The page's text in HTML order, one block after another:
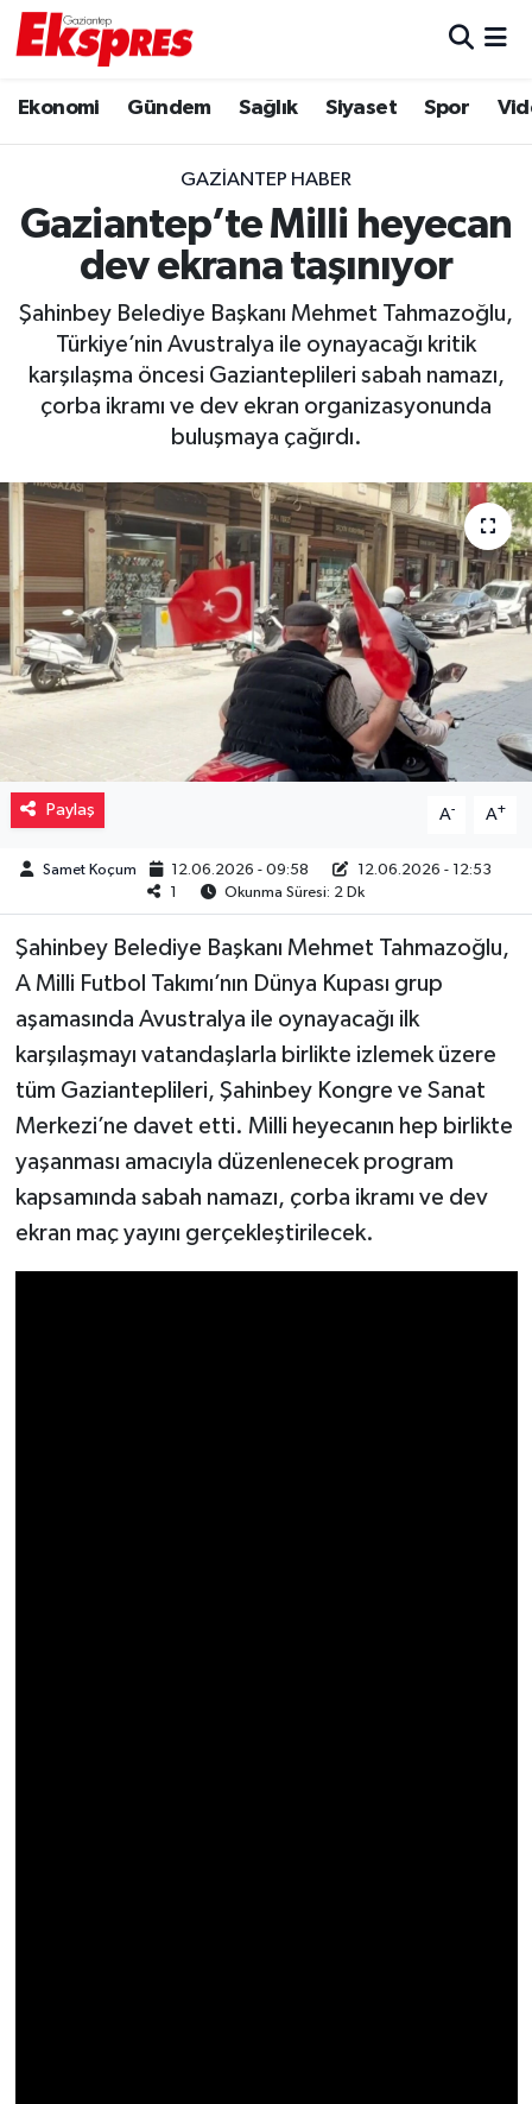
Ekonomi Gündem Sağlık Siyaset Spor
GAZIANTEP HABER
Gaziantep’te Milli heyecan
dev ekrana taşınıyor
Şahinbey Belediye Başkanı Mehmet Tahmazoğlu,
Türkiye’nin Avustralya ile oynayacağı kritik
karşılaşma öncesi Gazianteplileri sabah namazı,
çorba ikramı ve dev ekran organizasyonunda
buluşmaya çağırdı.
Paylaş A- A+
Samet Koçum 12.06.2026 - 09:58
12.06.2026 - 12:53
1
Okunma Süresi: 2 Dk
Şahinbey Belediye Başkanı Mehmet Tahmazoğlu,
A Milli Futbol Takımı’nın Dünya Kupası grup
aşamasında Avustralya ile oynayacağı ilk
karşılaşmayı vatandaşlarla birlikte izlemek üzere
tüm Gazianteplileri, Şahinbey Kongre ve Sanat
Merkezi’ne davet etti. Milli heyecanın hep birlikte
yaşanması amacıyla düzenlenecek program
kapsamında sabah namazı, çorba ikramı ve dev
ekran maç yayını gerçekleştirilecek.
Ekonomi
Gaziantep son dakika
Genel
Gündem
Haberler
Magazin
Müzik
Piyasa
Resmi İlanlar
Sinemalar
Siyaset
Spor
Türkiye
Video Haber
Yeme-İçme
Trafik Durumu
Puan Durumu ve Fikstür
Tüm Manşetler
Son Dakika Haberleri
Haber Arşivi